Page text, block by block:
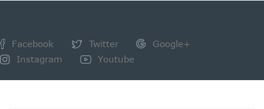
Facebook Twitter
Google+
Instagram
Youtube